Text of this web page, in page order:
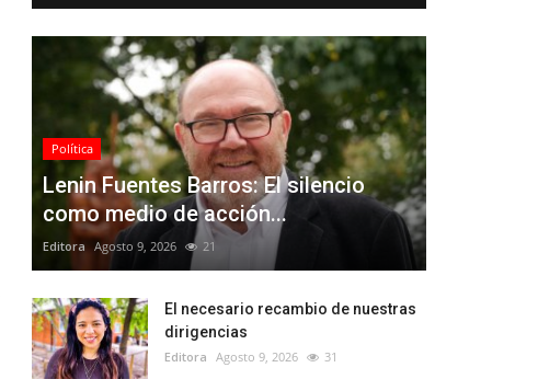
Política
Lenin Fuentes Barros: El silencio
como medio de acción...
Editora Agosto 9, 2026 21
El necesario recambio de nuestras
dirigencias
Editora Agosto 9, 2026 31